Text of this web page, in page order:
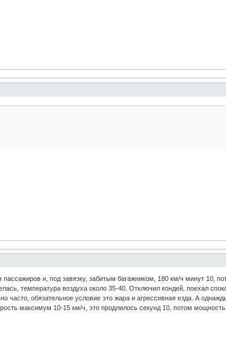
и, под завязку, забитым багажником, 180 км/ч минут 10,
температура воздуха около 35-40. Отключил кондей, поехал
часто, обязательное условие это жара и агрессивная езда. А
максимум 10-15 км/ч, это продлилось секунд 10, потом